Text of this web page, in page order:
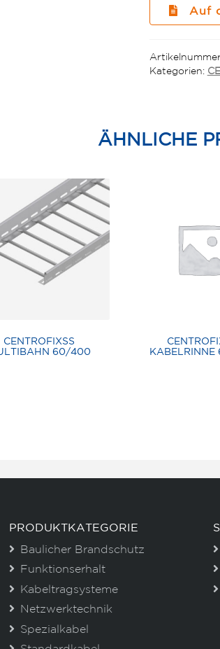
verzahnt
Menge
Auf
Kategorien:
ÄHNLICHE
CENTROFIXSS
60/400
PRODUKTKATEGORIE
Baulicher Brandschutz
Funktionserhalt
Kabeltragsysteme
Netzwerktechnik
Spezialkabel